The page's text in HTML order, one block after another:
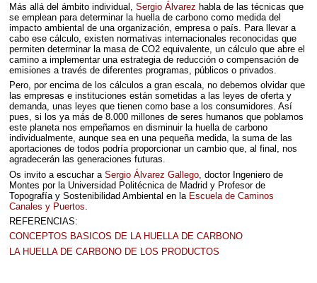
Más allá del ámbito individual, Sergio Álvarez habla de las técnicas que
se emplean para determinar la huella de carbono como medida del
impacto ambiental de una organización, empresa o país. Para llevar a
cabo ese cálculo, existen normativas internacionales reconocidas que
permiten determinar la masa de CO2 equivalente, un cálculo que abre el
camino a implementar una estrategia de reducción o compensación de
emisiones a través de diferentes programas, públicos o privados.
Pero, por encima de los cálculos a gran escala, no debemos olvidar que
las empresas e instituciones están sometidas a las leyes de oferta y
demanda, unas leyes que tienen como base a los consumidores. Así
pues, si los ya más de 8.000 millones de seres humanos que poblamos
este planeta nos empeñamos en disminuir la huella de carbono
individualmente, aunque sea en una pequeña medida, la suma de las
aportaciones de todos podría proporcionar un cambio que, al final, nos
agradecerán las generaciones futuras.
Os invito a escuchar a Sergio Álvarez Gallego, doctor Ingeniero de
Montes por la Universidad Politécnica de Madrid y Profesor de
Topografía y Sostenibilidad Ambiental en la Escuela de Caminos
Canales y Puertos
REFERENCIAS:
CONCEPTOS BASICOS DE LA HUELLADE CARBONO
LA HUELLADE CARBONODE LOS PRODUCTOS